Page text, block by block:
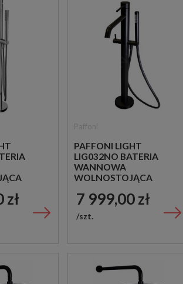
zł
PAFFONI LIGHT
LIG032NO BATERIA
WANNOWA
WOLNOSTOJĄCA
7 999,00 zł
szt.